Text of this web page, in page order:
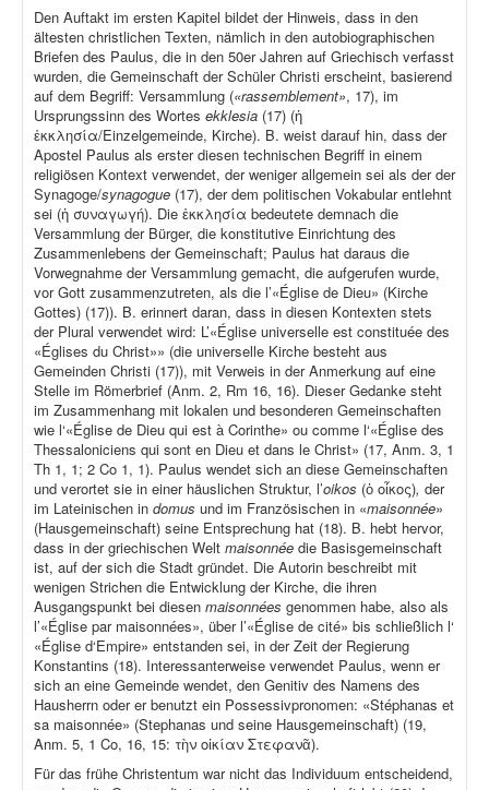
Den Auftakt im ersten Kapitel bildet der Hinweis, dass in den
ältesten christlichen Texten, nämlich in den autobiographischen
Briefen des Paulus, die in den 50er Jahren auf Griechisch verfasst
wurden, die Gemeinschaft der Schüler Christi erscheint, basierend
auf dem Begriff: Versammlung («rassemblement», 17), im
Ursprungssinn des Wortes ekklesia (17) (ἡ
ἐκκλησία/Einzelgemeinde, Kirche). B. weist darauf hin, dass der
Apostel Paulus als erster diesen technischen Begriff in einem
religiösen Kontext verwendet, der weniger allgemein sei als der der
Synagoge/synagogue (17), der dem politischen Vokabular entlehnt
sei (ἡ συναγωγή). Die ἐκκλησία bedeutete demnach die
Versammlung der Bürger, die konstitutive Einrichtung des
Zusammenlebens der Gemeinschaft; Paulus hat daraus die
Vorwegnahme der Versammlung gemacht, die aufgerufen wurde,
vor Gott zusammenzutreten, als die l’«Église de Dieu» (Kirche
Gottes) (17)). B. erinnert daran, dass in diesen Kontexten stets
der Plural verwendet wird: L’«Église universelle est constituée des
«Églises du Christ»» (die universelle Kirche besteht aus
Gemeinden Christi (17)), mit Verweis in der Anmerkung auf eine
Stelle im Römerbrief (Anm. 2, Rm 16, 16). Dieser Gedanke steht
im Zusammenhang mit lokalen und besonderen Gemeinschaften
wie l‘«Église de Dieu qui est à Corinthe» ou comme l‘«Église des
Thessaloniciens qui sont en Dieu et dans le Christ» (17, Anm. 3, 1
Th 1, 1; 2 Co 1, 1). Paulus wendet sich an diese Gemeinschaften
und verortet sie in einer häuslichen Struktur, l’oikos (ὁ οἶκος), der
im Lateinischen in domus und im Französischen in «maisonnée»
(Hausgemeinschaft) seine Entsprechung hat (18). B. hebt hervor,
dass in der griechischen Welt maisonnée die Basisgemeinschaft
ist, auf der sich die Stadt gründet. Die Autorin beschreibt mit
wenigen Strichen die Entwicklung der Kirche, die ihren
Ausgangspunkt bei diesen maisonnées genommen habe, also als
l’«Église par maisonnées», über l’«Église de cité» bis schließlich l‘
«Église d‘Empire» entstanden sei, in der Zeit der Regierung
Konstantins (18). Interessanterweise verwendet Paulus, wenn er
sich an eine Gemeinde wendet, den Genitiv des Namens des
Hausherrn oder er benutzt ein Possessivpronomen: «Stéphanas et
sa maisonnée» (Stephanas und seine Hausgemeinschaft) (19,
Anm. 5, 1 Co, 16, 15: τὴν οἰκίαν Στεφανᾶ).
Für das frühe Christentum war nicht das Individuum entscheidend,